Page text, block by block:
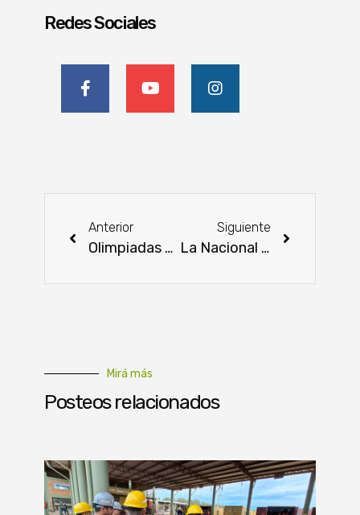
Redes Sociales
Anterior
Olimpiadas del Semáforo 2025: Juventud en acción por un Paraguay sin pobreza
Siguiente
La Nacional de Otoño Brangus se hará en el marco de un campo que se renueva y de un mercado en ascenso
Mirá más
Posteos relacionados